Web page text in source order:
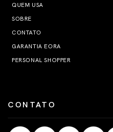
QUEM USA
SOBRE
CONTATO
GARANTIA EORA
PERSONAL SHOPPER
CONTATO